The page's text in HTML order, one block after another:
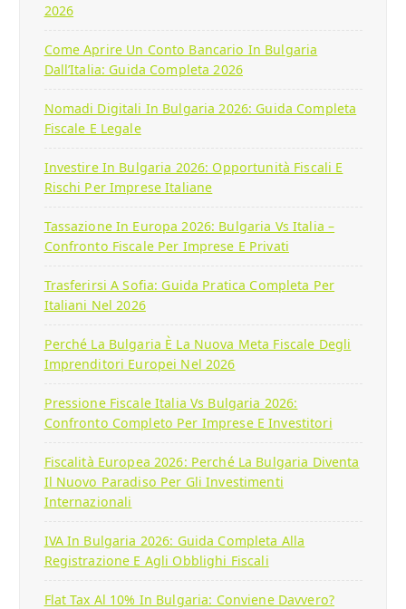
2026
Come Aprire Un Conto Bancario In Bulgaria
Dall’Italia: Guida Completa 2026
Nomadi Digitali In Bulgaria 2026: Guida Completa
Fiscale E Legale
Investire In Bulgaria 2026: Opportunità Fiscali E
Rischi Per Imprese Italiane
Tassazione In Europa 2026: Bulgaria Vs Italia –
Confronto Fiscale Per Imprese E Privati
Trasferirsi A Sofia: Guida Pratica Completa Per
Italiani Nel 2026
Perché La Bulgaria È La Nuova Meta Fiscale Degli
Imprenditori Europei Nel 2026
Pressione Fiscale Italia Vs Bulgaria 2026:
Confronto Completo Per Imprese E Investitori
Fiscalità Europea 2026: Perché La Bulgaria Diventa
Il Nuovo Paradiso Per Gli Investimenti
Internazionali
IVA In Bulgaria 2026: Guida Completa Alla
Registrazione E Agli Obblighi Fiscali
Flat Tax Al 10% In Bulgaria: Conviene Davvero?